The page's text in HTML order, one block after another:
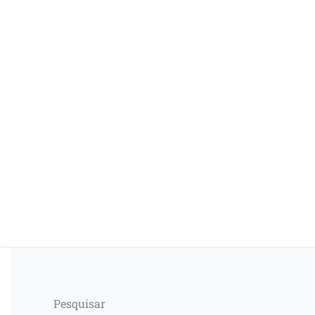
Pesquisar